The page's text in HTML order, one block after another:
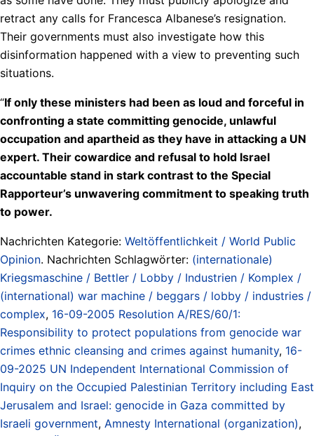
retract any calls for Francesca Albanese’s resignation.
Their governments must also investigate how this
disinformation happened with a view to preventing such
situations.
“If only these ministers had been as loud and forceful in
confronting a state committing genocide, unlawful
occupation and apartheid as they have in attacking a UN
expert. Their cowardice and refusal to hold Israel
accountable stand in stark contrast to the Special
Rapporteur’s unwavering commitment to speaking truth
to power.
Nachrichten Kategorie: Weltöffentlichkeit / World Public
Opinion. Nachrichten Schlagwörter: (internationale)
Kriegsmaschine / Bettler / Lobby / Industrien / Komplex /
(international) war machine / beggars / lobby / industries /
complex, 16-09-2005 Resolution A/RES/60/1:
Responsibility to protect populations from genocide war
crimes ethnic cleansing and crimes against humanity, 16-
09-2025 UN Independent International Commission of
Inquiry on the Occupied Palestinian Territory including East
Jerusalem and Israel: genocide in Gaza committed by
Israeli government, Amnesty International (organization),